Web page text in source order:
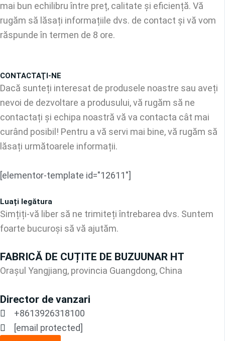
mai bun echilibru între preț, calitate și eficiență. Vă
rugăm să lăsați informațiile dvs. de contact și vă vom
răspunde în termen de 8 ore.
CONTACTAŢI-NE
Dacă sunteți interesat de produsele noastre sau aveți
nevoi de dezvoltare a produsului, vă rugăm să ne
contactați și echipa noastră vă va contacta cât mai
curând posibil! Pentru a vă servi mai bine, vă rugăm să
lăsați următoarele informații.
[elementor-template id="12611"]
Luați legătura
Simțiți-vă liber să ne trimiteți întrebarea dvs. Suntem
foarte bucuroși să vă ajutăm.
FABRICĂ DE CUȚITE DE BUZUUNAR HT
Orașul Yangjiang, provincia Guangdong, China
Director de vanzari
+8613926318100
[email protected]